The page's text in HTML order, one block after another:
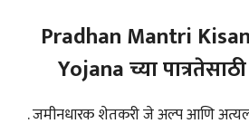
Pradhan Mantri
Yojana च्या
. जमीनधारक शेतकरी जे अल्प आणि